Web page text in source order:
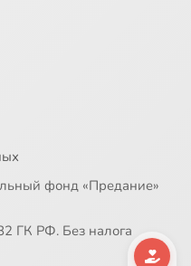
фонд «Предание»
ГК РФ. Без налога